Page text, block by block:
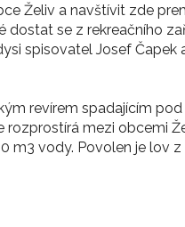
Želiv a navštívit zde
se z rekreačního
spisovatel Josef
revírem spadajícím
mezi obcemi
m3 vody. Povolen je lov